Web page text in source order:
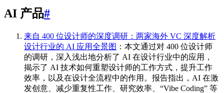
AI 产品#
来自 400 位设计师的深度调研：两家海外 VC 深度解析
设计行业的 AI 应用全景图 ：本文通过对 400 位设计师
的调研，深入浅出地分析了 AI 在设计行业中的应用，
揭示了 AI 技术如何重塑设计师的工作方式，提升工作
效率，以及在设计全流程中的作用。报告指出，AI 在激
发创意、减少重复性工作、研究效率、“Vibe Coding” 等